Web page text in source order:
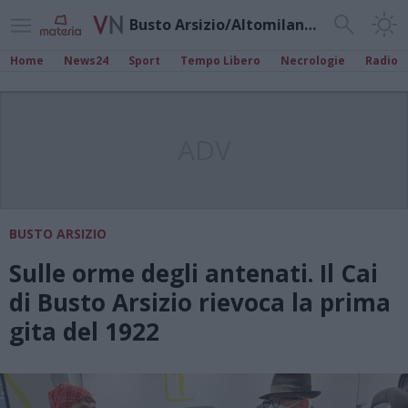
Busto Arsizio/Altomilanese
Home News24 Sport Tempo Libero Necrologie Radio
BUSTO ARSIZIO
Sulle orme degli antenati. Il Cai
di Busto Arsizio rievoca la prima
gita del 1922